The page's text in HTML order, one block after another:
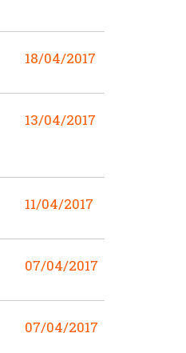
18/04/2017
13/04/2017
11/04/2017
07/04/2017
07/04/2017